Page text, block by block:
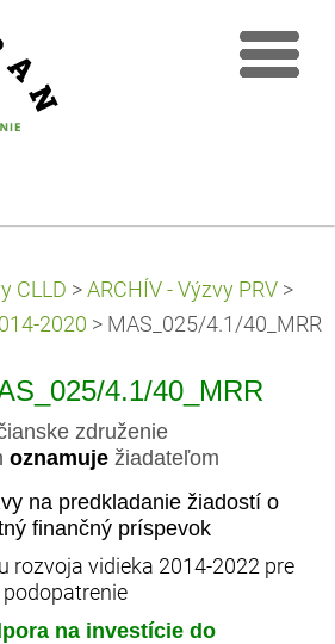
CLLD > ARCHÍV - Výzvy PRV >
2020 > MAS_025/4.1/40_MRR
4.1/40_MRR
združenie
oznamuje žiadateľom
na predkladanie žiadostí o
finančný príspevok
rozvoja vidieka 2014-2022 pre
podopatrenie
na investície do